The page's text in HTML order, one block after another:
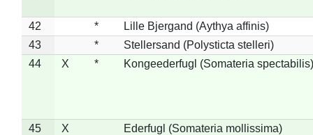
42 *
Lille Bjergand (Aythya affinis)
43
*
Stellersand (Polysticta stelleri)
44
X * Kongeederfugl (Somateria spectabilis)
45 X Ederfugl (Somateria mollissima)